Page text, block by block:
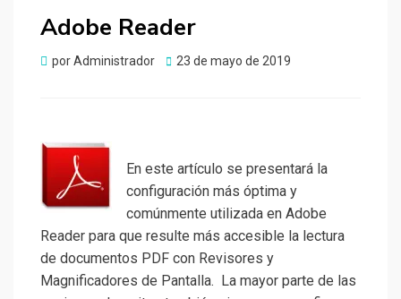
Adobe Reader
porAdministrador
Publicado
23 de mayo de 2019
En este artículo se presentará la
configuración más óptima y
comúnmente utilizada en Adobe
Reader para que resulte más accesible la lectura
de documentos PDF con Revisores y
Magnificadores de Pantalla. La mayor parte de las